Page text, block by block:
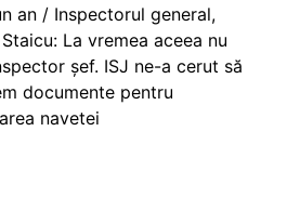
an / Inspectorul general,
La vremea aceea nu
șef. ISJ ne-a cerut să
documente pentru
navetei